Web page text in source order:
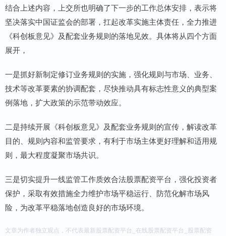
结合上述内容，上交所也明确了下一步的工作总体安排，表示将
坚决落实中国证监会的部署，扛起改革实施主体责任，全力推进
《科创板意见》及配套业务规则的落地见效。具体将从四个方面
展开，
一是抓好新制定修订业务规则的实施，强化规则与市场、业务、
技术等改革要素的协调配套，尽快推动具有标志性意义的典型案
例落地，扩大政策的示范带动效应。
二是持续开展《科创板意见》及配套业务规则的宣传，解读改革
目的、规则内容和监管要求，有利于市场主体更好理解和适用规
则，最大程度凝聚市场共识。
三是切实提升一线监管工作质效合法股票配资平台，强化投资者
保护，采取有效措施全力维护市场平稳运行、防范化解市场风
险，为改革平稳落地创造良好的市场环境。
文章为作者独立观点，不代表最新股票配资平台_在线股票配资平台_股票配资